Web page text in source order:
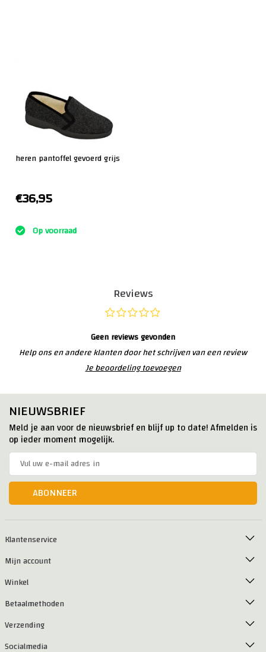
heren pantoffel gevoerd grijs
€36,95
Op voorraad
Reviews
Geen reviews gevonden
Help ons en andere klanten door het schrijven van een review
Je beoordeling toevoegen
NIEUWSBRIEF
Meld je aan voor de nieuwsbrief en blijf up to date! Afmelden is
op ieder moment mogelijk.
ABONNEER
Klantenservice
Mijn account
Winkel
Betaalmethoden
Verzending
Socialmedia